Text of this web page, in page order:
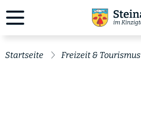
Startseite Freizeit & Tourismus